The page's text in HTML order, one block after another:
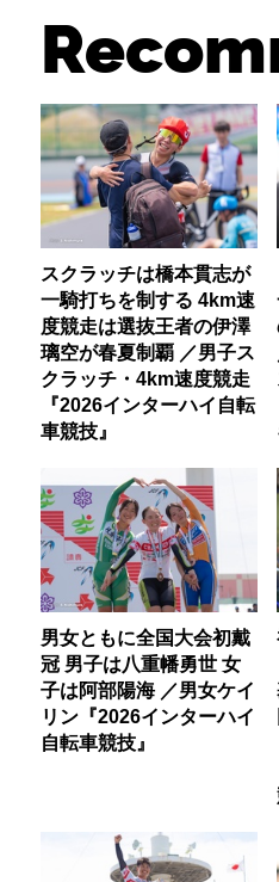
スクラッチは橋本貫志が
一騎打ちを制する 4km速
度競走は選抜王者の伊澤
璃空が春夏制覇 ／男子ス
クラッチ・4km速度競走
『2026インターハイ自転
車競技』
男女ともに全国大会初戴
冠 男子は八重幡勇世 女
子は阿部陽海 ／男女ケイ
リン『2026インターハイ
自転車競技』